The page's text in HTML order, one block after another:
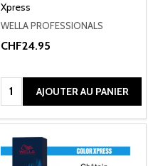
Xpress
WELLA PROFESSIONALS
CHF24.95
Quantité:AJOUTER AU PANIER